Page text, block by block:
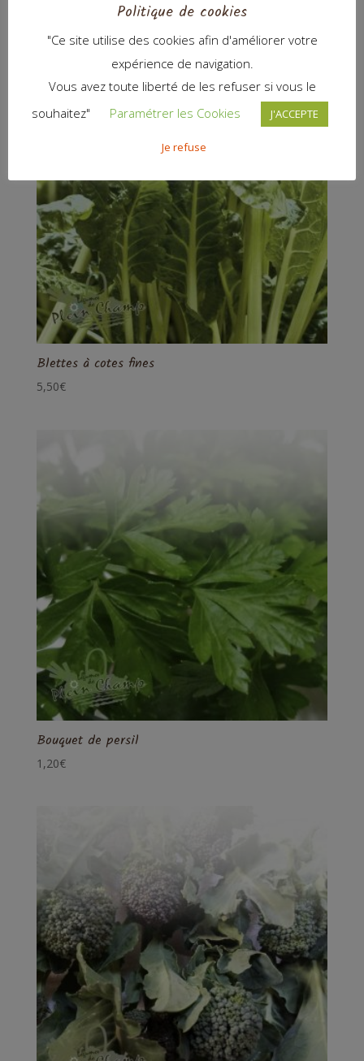
Blettes à cotes fines
5,50€
Bouquet de persil
1,20€
Politique de cookies
"Ce site utilise des cookies afin d'améliorer votre
expérience de navigation.
Vous avez toute liberté de les refuser si vous le
souhaitez"
Paramétrer les Cookies J'ACCEPTE
Je refuse